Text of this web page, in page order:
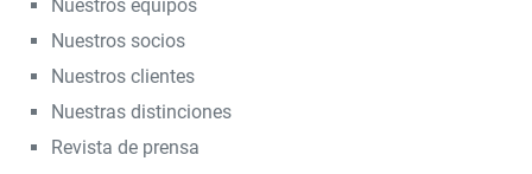
Nuestros equipos
Nuestros socios
Nuestros clientes
Nuestras distinciones
Revista de prensa